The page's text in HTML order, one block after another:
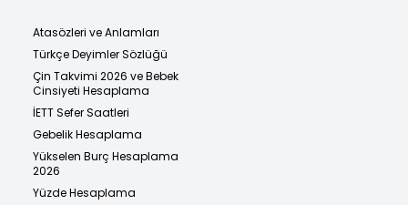
Atasözleri ve Anlamları
Türkçe Deyimler Sözlüğü
Çin Takvimi 2026 ve Bebek
Cinsiyeti Hesaplama
İETT Sefer Saatleri
Gebelik Hesaplama
Yükselen Burç Hesaplama
2026
Yüzde Hesaplama